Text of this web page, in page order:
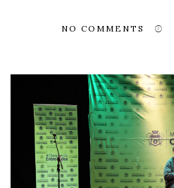
NO COMMENTS